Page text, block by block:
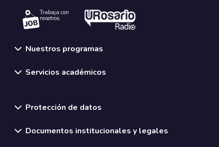
Trabaja con
nosotros.
Nuestros programas
Servicios académicos
Protección de datos
Documentos institucionales y legales